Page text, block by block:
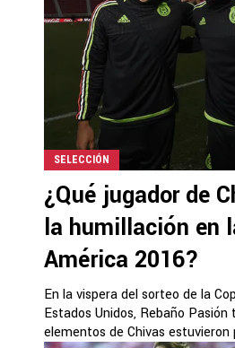
SELECCIÓN
¿Qué jugador de
la humillación en
América 2016?
En la vispera del sorteo de la
Estados Unidos, Rebaño Pasión
elementos de Chivas estuvieron